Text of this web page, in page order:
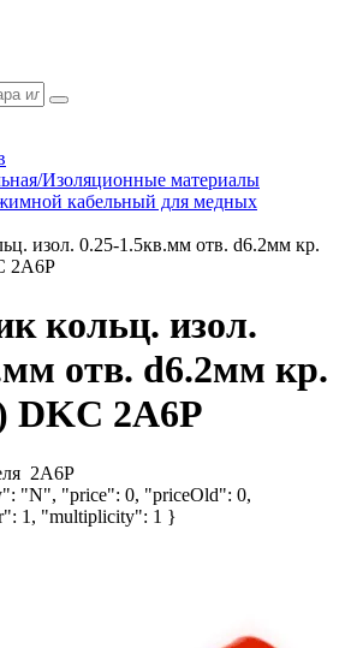
Изоляционные материалы
кабельный для медных
изол. 0.25-1.5кв.мм отв. d6.2мм кр.
2A6P
кольц. изол.
отв. d6.2мм кр.
DKC 2A6P
2A6P
"N", "price": 0, "priceOld": 0,
1, "multiplicity": 1 }